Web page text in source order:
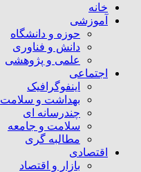
خانه
آموزشی
حوزه و دانشگاه
دانش و فناوری
علمی و پژوهشی
اجتماعی
اینفوگرافیک
بهداشت و سلامت
چندرسانه ای
سلامت و جامعه
مطالبه گری
اقتصادی
بازار و اقتصاد